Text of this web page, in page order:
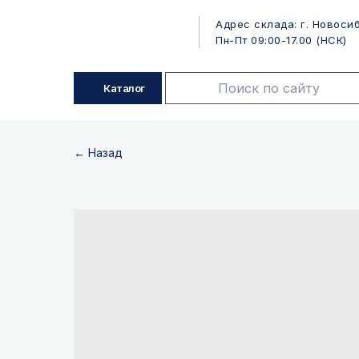
Адрес склада: г.
Пн-Пт 09:00-17.00 (НСК)
Каталог
← Назад